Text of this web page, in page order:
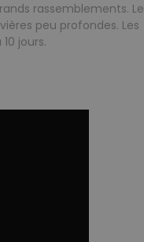
rassemblements. Le
peu profondes. Les
jours.